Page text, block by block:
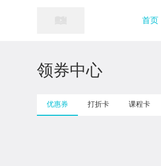
首页
领券中心
优惠券 打折卡 课程卡